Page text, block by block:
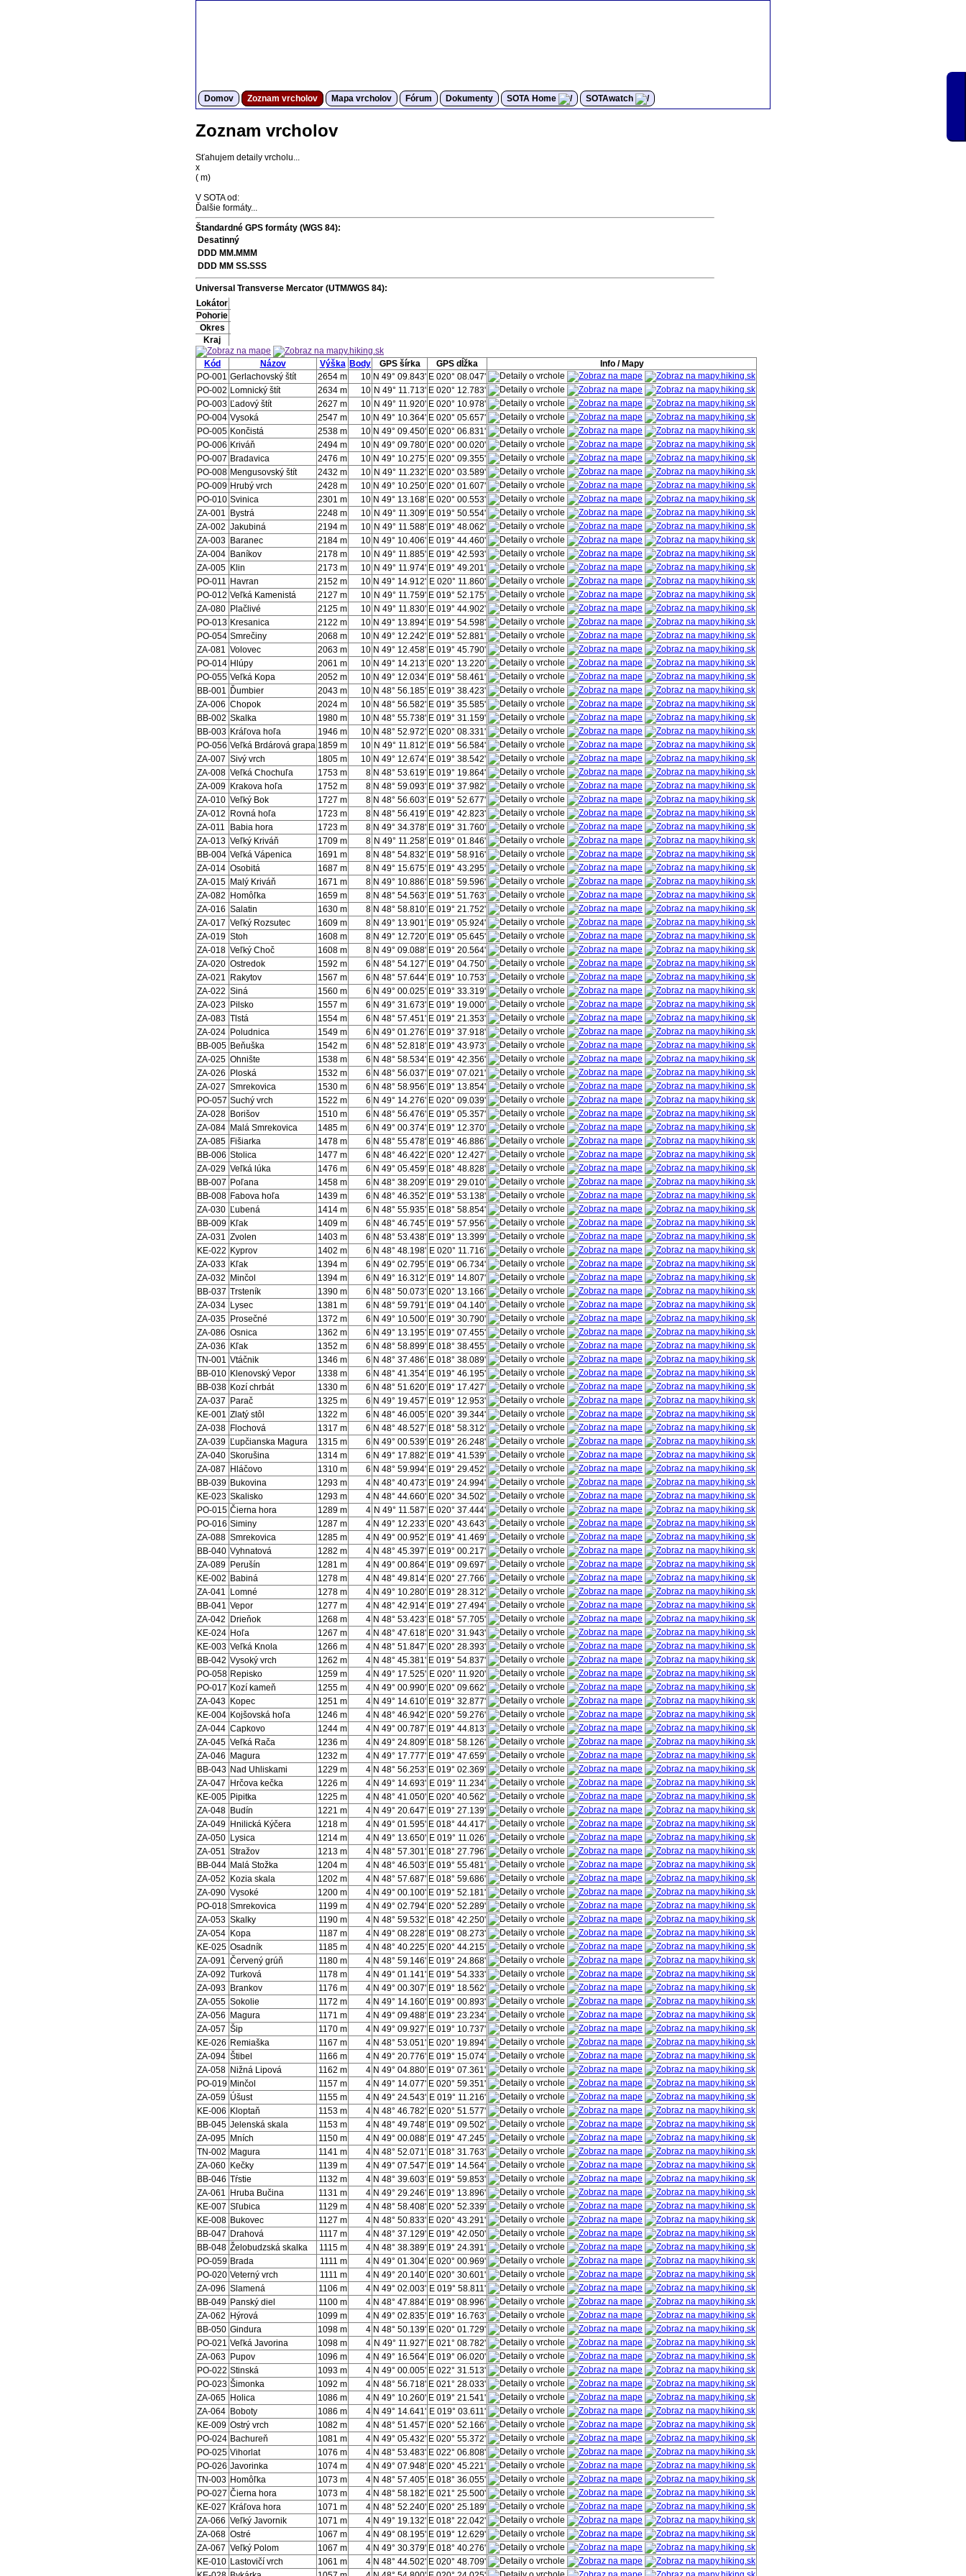
Domov Zoznam vrcholov Mapa vrcholov Fórum Dokumenty SOTA Home SOTAwatch
Zoznam vrcholov
Sťahujem detaily vrcholu...
x
( m)
V SOTA od:
Ďalšie formáty...
Štandardné GPS formáty (WGS 84):
Desatinný
DDD MM.MMM
DDD MM SS.SSS
Universal Transverse Mercator (UTM/WGS 84):
Lokátor
Pohorie
Okres
Kraj
Kód Názov Výška Body GPS šírka GPS dĺžka
Info / Mapy
PO-001 Gerlachovský štít 2654 m 10 N 49° 09.843' E 020° 08.047'
PO-002 Lomnický štít 2634 m 10 N 49° 11.713' E 020° 12.783'
PO-003 Ľadový štít 2627 m 10 N 49° 11.920' E 020° 10.978'
PO-004 Vysoká 2547 m 10 N 49° 10.364' E 020° 05.657'
PO-005 Končistá 2538 m 10 N 49° 09.450' E 020° 06.831'
PO-006 Kriváň 2494 m 10 N 49° 09.780' E 020° 00.020'
PO-007 Bradavica 2476 m 10 N 49° 10.275' E 020° 09.355'
PO-008 Mengusovský štít 2432 m 10 N 49° 11.232' E 020° 03.589'
PO-009 Hrubý vrch 2428 m 10 N 49° 10.250' E 020° 01.607'
PO-010 Svinica 2301 m 10 N 49° 13.168' E 020° 00.553'
ZA-001
Bystrá 2248 m 10 N 49° 11.309' E 019° 50.554'
ZA-002 Jakubiná 2194 m 10 N 49° 11.588' E 019° 48.062'
ZA-003 Baranec 2184 m 10 N 49° 10.406' E 019° 44.460'
ZA-004 Baníkov 2178 m 10 N 49° 11.885' E 019° 42.593'
ZA-005 Klin 2173 m 10 N 49° 11.974' E 019° 49.201'
PO-011 Havran 2152 m 10 N 49° 14.912' E 020° 11.860'
PO-012 Veľká Kamenistá 2127 m 10 N 49° 11.759' E 019° 52.175'
ZA-080 Plačlivé 2125 m 10 N 49° 11.830' E 019° 44.902'
PO-013 Kresanica 2122 m 10 N 49° 13.894' E 019° 54.598'
PO-054 Smrečiny 2068 m 10 N 49° 12.242' E 019° 52.881'
ZA-081 Volovec 2063 m 10 N 49° 12.458' E 019° 45.790'
PO-014 Hlúpy 2061 m 10 N 49° 14.213' E 020° 13.220'
PO-055 Veľká Kopa 2052 m 10 N 49° 12.034' E 019° 58.461'
BB-001 Ďumbier 2043 m 10 N 48° 56.185' E 019° 38.423'
ZA-006 Chopok 2024 m 10 N 48° 56.582' E 019° 35.585'
BB-002 Skalka 1980 m 10 N 48° 55.738' E 019° 31.159'
BB-003 Kráľova hoľa 1946 m 10 N 48° 52.972' E 020° 08.331'
PO-056 Veľká Brdárová grapa 1859 m 10 N 49° 11.812' E 019° 56.584'
ZA-007 Sivý vrch 1805 m 10 N 49° 12.674' E 019° 38.542'
ZA-008 Veľká Chochuľa 1753 m 8 N 48° 53.619' E 019° 19.864'
ZA-009 Krakova hoľa 1752 m 8 N 48° 59.093' E 019° 37.982'
ZA-010 Veľký Bok 1727 m 8 N 48° 56.603' E 019° 52.677'
ZA-012
Rovná hoľa 1723 m 8 N 48° 56.419' E 019° 42.823'
ZA-011
Babia hora 1723 m 8 N 49° 34.378' E 019° 31.760'
ZA-013 Veľký Kriváň 1709 m 8 N 49° 11.258' E 019° 01.846'
BB-004 Veľká Vápenica 1691 m 8 N 48° 54.832' E 019° 58.916'
ZA-014 Osobitá 1687 m 8 N 49° 15.675' E 019° 43.295'
ZA-015 Malý Kriváň 1671 m 8 N 49° 10.886' E 018° 59.596'
ZA-082
Homôľka 1659 m 8 N 48° 54.563' E 019° 51.763'
ZA-016 Salatin 1630 m 8 N 48° 58.810' E 019° 21.752'
ZA-017 Veľký Rozsutec 1609 m 8 N 49° 13.901' E 019° 05.924'
ZA-019 Stoh 1608 m 8 N 49° 12.720' E 019° 05.645'
ZA-018 Veľký Choč 1608 m 8 N 49° 09.088' E 019° 20.564'
ZA-020 Ostredok 1592 m 6 N 48° 54.127' E 019° 04.750'
ZA-021
Rakytov 1567 m 6 N 48° 57.644' E 019° 10.753'
ZA-022 Siná 1560 m 6 N 49° 00.025' E 019° 33.319'
ZA-023 Pilsko 1557 m 6 N 49° 31.673' E 019° 19.000'
ZA-083 Tlstá 1554 m 6 N 48° 57.451' E 019° 21.353'
ZA-024 Poludnica 1549 m 6 N 49° 01.276' E 019° 37.918'
BB-005 Beňuška 1542 m 6 N 48° 52.818' E 019° 43.973'
ZA-025 Ohnište 1538 m 6 N 48° 58.534' E 019° 42.356'
ZA-026
Ploská 1532 m 6 N 48° 56.037' E 019° 07.021'
ZA-027 Smrekovica 1530 m 6 N 48° 58.956' E 019° 13.854'
PO-057 Suchý vrch 1522 m 6 N 49° 14.276' E 020° 09.039'
ZA-028 Borišov 1510 m 6 N 48° 56.476' E 019° 05.357'
ZA-084 Malá Smrekovica 1485 m 6 N 49° 00.374' E 019° 12.370'
ZA-085 Fišiarka 1478 m 6 N 48° 55.478' E 019° 46.886'
BB-006 Stolica 1477 m 6 N 48° 46.422' E 020° 12.427'
ZA-029 Veľká lúka 1476 m 6 N 49° 05.459' E 018° 48.828'
BB-007 Poľana 1458 m 6 N 48° 38.209' E 019° 29.010'
BB-008 Fabova hoľa 1439 m 6 N 48° 46.352' E 019° 53.138'
ZA-030 Ľubená 1414 m 6 N 48° 55.935' E 018° 58.854'
BB-009 Kľak 1409 m 6 N 48° 46.745' E 019° 57.956'
ZA-031 Zvolen 1403 m 6 N 48° 53.438' E 019° 13.399'
KE-022 Kyprov 1402 m 6 N 48° 48.198' E 020° 11.716'
ZA-033 Kľak 1394 m 6 N 49° 02.795' E 019° 06.734'
ZA-032
Minčol 1394 m 6 N 49° 16.312' E 019° 14.807'
BB-037 Trsteník 1390 m 6 N 48° 50.073' E 020° 13.166'
ZA-034 Lysec 1381 m 6 N 48° 59.791' E 019° 04.140'
ZA-035 Prosečné 1372 m 6 N 49° 10.500' E 019° 30.790'
ZA-086 Osnica 1362 m 6 N 49° 13.195' E 019° 07.455'
ZA-036
Kľak 1352 m 6 N 48° 58.899' E 018° 38.455'
TN-001 Vtáčnik 1346 m 6 N 48° 37.486' E 018° 38.089'
BB-010 Klenovský Vepor 1338 m 6 N 48° 41.354' E 019° 46.195'
BB-038 Kozí chrbát 1330 m 6 N 48° 51.620' E 019° 17.427'
ZA-037
Parač 1325 m 6 N 49° 19.457' E 019° 12.953'
KE-001 Zlatý stôl 1322 m 6 N 48° 46.005' E 020° 39.344'
ZA-038 Flochová 1317 m 6 N 48° 48.527' E 018° 58.312'
ZA-039 Ľupčianska Magura 1315 m 6 N 49° 00.539' E 019° 26.248'
ZA-040 Skorušina 1314 m 6 N 49° 17.882' E 019° 41.539'
ZA-087
Hláčovo 1310 m 6 N 48° 59.994' E 019° 29.452'
BB-039 Bukovina 1293 m 4 N 48° 40.473' E 019° 24.994'
KE-023 Skalisko 1293 m 4 N 48° 44.660' E 020° 34.502'
PO-015 Čierna hora 1289 m 4 N 49° 11.587' E 020° 37.444'
PO-016 Siminy 1287 m 4 N 49° 12.233' E 020° 43.643'
ZA-088 Smrekovica 1285 m 4 N 49° 00.952' E 019° 41.469'
BB-040 Vyhnatová 1282 m 4 N 48° 45.397' E 019° 00.217'
ZA-089 Perušín 1281 m 4 N 49° 00.864' E 019° 09.697'
KE-002 Babiná 1278 m 4 N 48° 49.814' E 020° 27.766'
ZA-041
Lomné 1278 m 4 N 49° 10.280' E 019° 28.312'
BB-041 Vepor 1277 m 4 N 48° 42.914' E 019° 27.494'
ZA-042
Drieňok 1268 m 4 N 48° 53.423' E 018° 57.705'
KE-024 Hoľa 1267 m 4 N 48° 47.618' E 020° 31.943'
KE-003 Veľká Knola 1266 m 4 N 48° 51.847' E 020° 28.393'
BB-042 Vysoký vrch 1262 m 4 N 48° 45.381' E 019° 54.837'
PO-058 Repisko 1259 m 4 N 49° 17.525' E 020° 11.920'
PO-017 Kozí kameň 1255 m 4 N 49° 00.990' E 020° 09.662'
ZA-043 Kopec 1251 m 4 N 49° 14.610' E 019° 32.877'
KE-004 Kojšovská hoľa 1246 m 4 N 48° 46.942' E 020° 59.276'
ZA-044 Capkovo 1244 m 4 N 49° 00.787' E 019° 44.813'
ZA-045 Veľká Rača 1236 m 4 N 49° 24.809' E 018° 58.126'
ZA-046
Magura 1232 m 4 N 49° 17.777' E 019° 47.659'
BB-043 Nad Uhliskami 1229 m 4 N 48° 56.253' E 019° 02.369'
ZA-047
Hrčova kečka 1226 m 4 N 49° 14.693' E 019° 11.234'
KE-005 Pipitka 1225 m 4 N 48° 41.050' E 020° 40.562'
ZA-048 Budín 1221 m 4 N 49° 20.647' E 019° 27.139'
ZA-049 Hnilická Kýčera 1218 m 4 N 49° 01.595' E 018° 44.417'
ZA-050 Lysica 1214 m 4 N 49° 13.650' E 019° 11.026'
ZA-051 Stražov 1213 m 4 N 48° 57.301' E 018° 27.796'
BB-044 Malá Stožka 1204 m 4 N 48° 46.503' E 019° 55.481'
ZA-052
Kozia skala 1202 m 4 N 48° 57.687' E 018° 59.686'
ZA-090 Vysoké 1200 m 4 N 49° 00.100' E 019° 52.181'
PO-018 Smrekovica 1199 m 4 N 49° 02.794' E 020° 52.289'
ZA-053 Skalky 1190 m 4 N 48° 59.532' E 018° 42.250'
ZA-054 Kopa 1187 m 4 N 49° 08.228' E 019° 08.273'
KE-025 Osadník 1185 m 4 N 48° 40.225' E 020° 44.215'
ZA-091 Červený grúň 1180 m 4 N 48° 59.146' E 019° 24.868'
ZA-092 Turková 1178 m 4 N 49° 01.141' E 019° 54.333'
ZA-093 Brankov 1176 m 4 N 49° 00.307' E 019° 18.562'
ZA-055 Sokolie 1172 m 4 N 49° 14.160' E 019° 00.893'
ZA-056
Magura 1171 m 4 N 49° 09.488' E 019° 23.234'
ZA-057 Šip 1170 m 4 N 49° 09.927' E 019° 10.737'
KE-026 Remiaška 1167 m 4 N 48° 53.051' E 020° 19.894'
ZA-094 Štibel 1166 m 4 N 49° 20.776' E 019° 15.074'
ZA-058 Nižná Lipová 1162 m 4 N 49° 04.880' E 019° 07.361'
PO-019 Minčol 1157 m 4 N 49° 14.077' E 020° 59.351'
ZA-059 Úšust 1155 m 4 N 49° 24.543' E 019° 11.216'
KE-006 Kloptaň 1153 m 4 N 48° 46.782' E 020° 51.577'
BB-045 Jelenská skala 1153 m 4 N 48° 49.748' E 019° 09.502'
ZA-095 Mních 1150 m 4 N 49° 00.088' E 019° 47.245'
TN-002 Magura 1141 m 4 N 48° 52.071' E 018° 31.763'
ZA-060 Kečky 1139 m 4 N 49° 07.547' E 019° 14.564'
BB-046 Tŕstie 1132 m 4 N 48° 39.603' E 019° 59.853'
ZA-061
Hruba Bučina 1131 m 4 N 49° 29.246' E 019° 13.896'
KE-007 Sľubica 1129 m 4 N 48° 58.408' E 020° 52.339'
KE-008 Bukovec 1127 m 4 N 48° 50.833' E 020° 43.291'
BB-047 Drahová 1117 m 4 N 48° 37.129' E 019° 42.050'
BB-048 Želobudzská skalka 1115 m 4 N 48° 38.389' E 019° 24.391'
PO-059 Brada 1111 m 4 N 49° 01.304' E 020° 00.969'
PO-020 Veterný vrch 1111 m 4 N 49° 20.140' E 020° 30.601'
ZA-096 Slamená 1106 m 4 N 49° 02.003' E 019° 58.811'
BB-049 Panský diel 1100 m 4 N 48° 47.884' E 019° 08.996'
ZA-062
Hýrová 1099 m 4 N 49° 02.835' E 019° 16.763'
BB-050 Gindura 1098 m 4 N 48° 50.139' E 020° 01.729'
PO-021 Veľká Javorina 1098 m 4 N 49° 11.927' E 021° 08.782'
ZA-063 Pupov 1096 m 4 N 49° 16.564' E 019° 06.020'
PO-022 Stinská 1093 m 4 N 49° 00.005' E 022° 31.513'
PO-023 Šimonka 1092 m 4 N 48° 56.718' E 021° 28.033'
ZA-065 Holica 1086 m 4 N 49° 10.260' E 019° 21.541'
ZA-064 Boboty 1086 m 4 N 49° 14.641' E 019° 03.611'
KE-009 Ostrý vrch 1082 m 4 N 48° 51.457' E 020° 52.166'
PO-024 Bachureň 1081 m 4 N 49° 05.432' E 020° 55.372'
PO-025 Vihorlat 1076 m 4 N 48° 53.483' E 022° 06.808'
PO-026 Javorinka 1074 m 4 N 49° 07.948' E 020° 45.221'
TN-003 Homôľka 1073 m 4 N 48° 57.405' E 018° 36.055'
PO-027 Čierna hora 1073 m 4 N 48° 58.182' E 021° 25.500'
KE-027 Kráľova hora 1071 m 4 N 48° 52.240' E 020° 25.189'
ZA-066 Veľký Javornik 1071 m 4 N 49° 19.132' E 018° 22.042'
ZA-068 Ostré 1067 m 4 N 49° 08.195' E 019° 12.629'
ZA-067 Veľký Polom 1067 m 4 N 49° 30.379' E 018° 40.276'
KE-010 Lastovičí vrch 1061 m 4 N 48° 44.502' E 020° 48.709'